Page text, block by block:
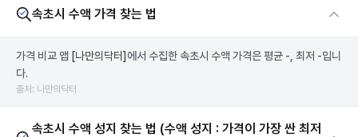
속초시 수액 가격 찾는 법
가격 비교 앱 [나만의닥터] 에서 수집한 속초시 수액 가격은 평균 -, 최저 -입니
다.
출처: 나만의닥터
속초시 수액 성지 찾는 법 (수액 성지 : 가격이 가장 싼 최저